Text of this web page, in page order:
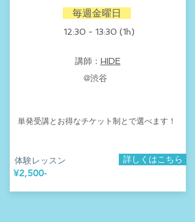
​ 毎週金曜日
​12:30 - 13:30 (1h)
​講師： HIDE
​@渋谷
​単発受講とお得なチケット制とで選べます！
​体験レッスン
​¥2,500-
詳しくはこちら